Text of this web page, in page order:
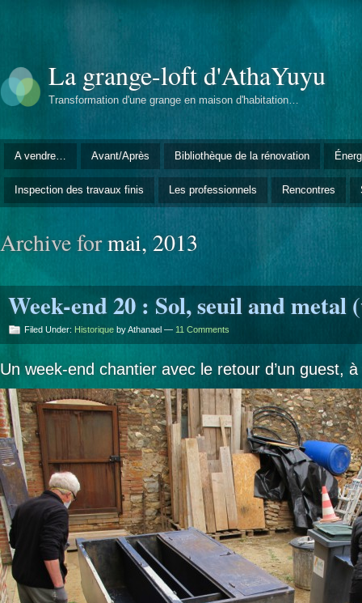
La grange-loft d'AthaYuyu
Transformation d'une grange en maison d'habitation…
A vendre… Avant/Après Bibliothèque de la rénovation
Inspection des travaux finis Les professionnels Rencontres
Archive formai, 2013
Week-end 20 : Sol, seuil and metal
Filed Under: Historique by Athanael — 11 Comments
Un week-end chantier avec le retour d’un guest,